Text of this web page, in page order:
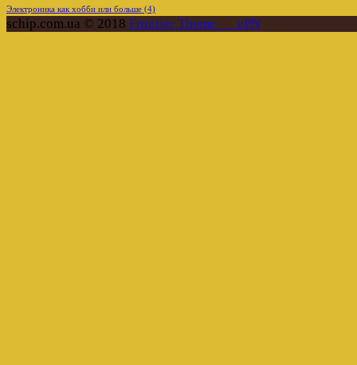
Электроника как хобби или больше (4)
schip.com.ua © 2018 Frontier Theme___ePN